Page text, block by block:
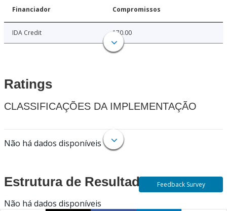
Financiador Compromissos
IDA Credit 170.00
Ratings
CLASSIFICAÇÕES DA IMPLEMENTAÇÃO
Não há dados disponíveis
Estrutura de Resultados
Não há dados disponíveis
Feedback Survey